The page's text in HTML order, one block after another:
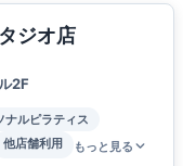
ジオ店
2F
ナルピラティス
他店舗利用 もっと見る